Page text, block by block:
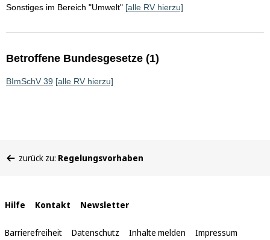
Sonstiges im Bereich "Umwelt" [alle RV hierzu]
Betroffene Bundesgesetze (1)
BImSchV 39 [alle RV hierzu]
befinden
zurück zu: Regelungsvorhaben
Interne
Links
Hilfe Kontakt Newsletter
Barrierefreiheit Datenschutz Inhalte melden Impressum